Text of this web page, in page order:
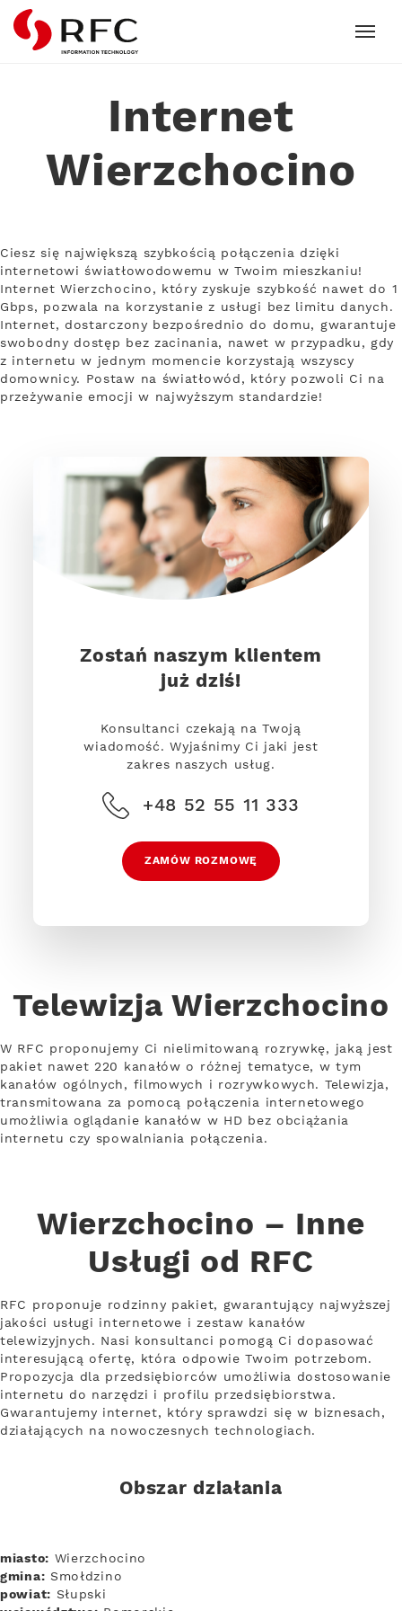
RFC
Internet
Wierzchocino
Ciesz się największą szybkością połączenia dzięki
internetowi światłowodowemu w Twoim mieszkaniu!
Internet Wierzchocino, który zyskuje szybkość nawet do 1
Gbps, pozwala na korzystanie z usługi bez limitu danych.
Internet, dostarczony bezpośrednio do domu, gwarantuje
swobodny dostęp bez zacinania, nawet w przypadku, gdy
z internetu w jednym momencie korzystają wszyscy
domownicy. Postaw na światłowód, który pozwoli Ci na
przeżywanie emocji w najwyższym standardzie!
Zostań naszym klientem
już dziś!
Konsultanci czekają na Twoją
wiadomość. Wyjaśnimy Ci jaki jest
zakres naszych usług.
+48 52 55 11 333
ZAMÓW ROZMOWĘ
Telewizja Wierzchocino
W RFC proponujemy Ci nielimitowaną rozrywkę, jaką jest
pakiet nawet 220 kanałów o różnej tematyce, w tym
kanałów ogólnych, filmowych i rozrywkowych. Telewizja,
transmitowana za pomocą połączenia internetowego
umożliwia oglądanie kanałów w HD bez obciążania
internetu czy spowalniania połączenia.
Wierzchocino – Inne
Usługi od RFC
RFC proponuje rodzinny pakiet, gwarantujący najwyższej
jakości usługi internetowe i zestaw kanałów
telewizyjnych. Nasi konsultanci pomogą Ci dopasować
interesującą ofertę, która odpowie Twoim potrzebom.
Propozycja dla przedsiębiorców umożliwia dostosowanie
internetu do narzędzi i profilu przedsiębiorstwa.
Gwarantujemy internet, który sprawdzi się w biznesach,
działających na nowoczesnych technologiach.
Obszar działania
miasto: Wierzchocino
gmina: Smołdzino
powiat: Słupski